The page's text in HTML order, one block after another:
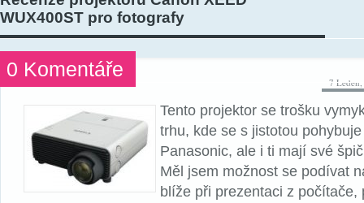
WUX400ST pro fotografy
7
0 Komentáře
Tento projektor se trošku
trhu, kde se s jistotou
Panasonic, ale i ti mají své
Měl jsem možnost se podívat
blíže při prezentaci z počítače,